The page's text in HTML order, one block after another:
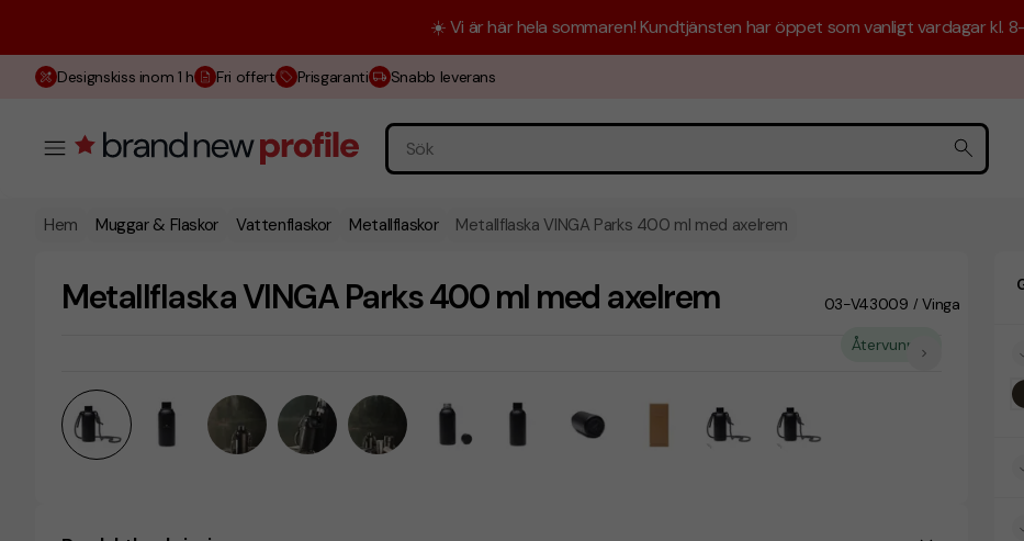
☀️ Vi är här hela sommaren! Kundtjänsten har öppet som vanligt vardagar kl.
Designskiss inom 1 h Fri offert Prisgaranti Snabb leverans
Hem Muggar & Flaskor Vattenflaskor Metallflaskor Metallflaska VINGA Parks 400 ml med axelrem
Metallflaska VINGA Parks 400 ml med axelrem 03-V43009 / Vinga
Återvunnet